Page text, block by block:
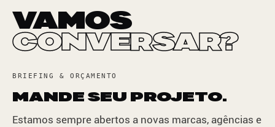
VAMOS
CONVERSAR?
BRIEFING & ORÇAMENTO
MANDE SEU PROJETO.
Estamos sempre abertos a novas marcas, agências e